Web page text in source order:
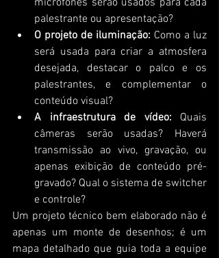
microfones serão usados para cada
palestrante ou apresentação?
O projeto de iluminação: Como a luz
será usada para criar a atmosfera
desejada, destacar o palco e os
palestrantes, e complementar o
conteúdo visual?
A infraestrutura de vídeo: Quais
câmeras serão usadas? Haverá
transmissão ao vivo, gravação, ou
apenas exibição de conteúdo pré-
gravado? Qual o sistema de switcher
e controle?
Um projeto técnico bem elaborado não é
apenas um monte de desenhos; é um
mapa detalhado que guia toda a equipe